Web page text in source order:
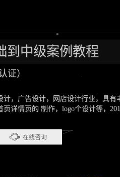
到中级案例教程
证）
计，广告设计，网店设计行业，具
页详情页的 制作，logo个设计等，
在线咨询